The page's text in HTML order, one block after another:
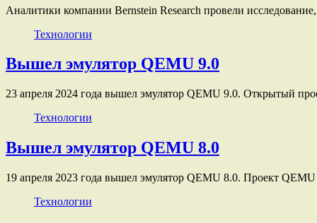
Аналитики компании Bernstein Research провели
Технологии
Вышел эмулятор QEMU 9.0
23 апреля 2024 года вышел эмулятор QEMU 9.0. Открытый
Технологии
Вышел эмулятор QEMU 8.0
19 апреля 2023 года вышел эмулятор QEMU 8.0. Проект
Технологии